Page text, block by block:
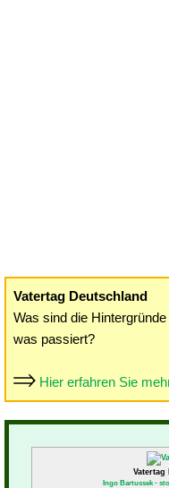
Vatertag Deutschland
Was sind die
was passiert?
Hier erfahren Sie
Vatertag
Ingo Bartussek -